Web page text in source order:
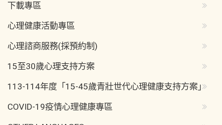
下載專區
心理健康活動專區
心理諮商服務(採預約制)
15至30歲心理支持方案
113-114年度「15-45歲青壯世代心理健康支持方案」
COVID-19疫情心理健康專區